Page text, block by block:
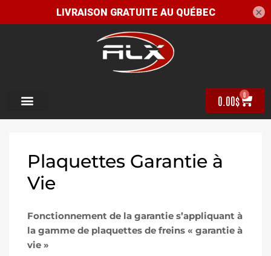
0.00$ 0
Plaquettes Garantie à
Vie
Fonctionnement de la garantie s’appliquant à
la gamme de plaquettes de freins « garantie à
vie »
×